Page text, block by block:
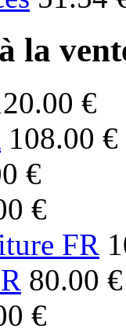
la
€
108.00 €
€
€
FR
80.00 €
€